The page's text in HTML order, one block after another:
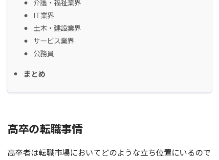
介護・福祉業界
IT業界
土木・建設業界
サービス業界
公務員
まとめ
高卒の転職事情
高卒者は転職市場においてどのような立ち位置にいるので